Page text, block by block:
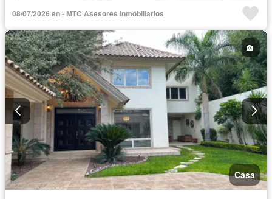
Completamente amueblado
08/07/2026 en - MTC Asesores inmobiliarios
Casa